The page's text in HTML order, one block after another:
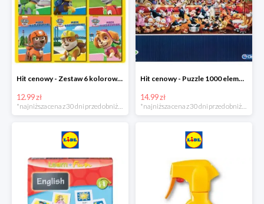
Hit cenowy - Zestaw 6 kolorowanek
12.99 zł
Hit cenowy - Puzzle 1000 elementów
14.99 zł